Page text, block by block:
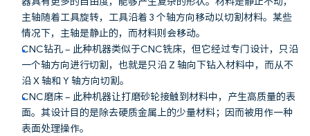
主轴随着工具旋转，工具沿着 3 个轴方向移动以切割材料。某些
情况下，主轴是静止的，而材料则会移动。
CNC钻孔 – 此种机器类似于CNC铣床，但它经过专门设计，只沿
一个轴方向进行切割，也就是只沿 Z 轴向下钻入材料中，而从不
沿 X 轴和 Y 轴方向切割。
CNC磨床 – 此种机器让打磨砂轮接触到材料中，产生高质量的表
面。其设计目的是除去硬质金属上的少量材料；因而被用作一种
表面处理操作。